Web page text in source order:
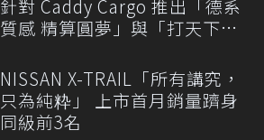
針對 Caddy Cargo 推出「德系
質感 精算圓夢」與「打天下」
NISSAN X-TRAIL「所有講究，
只為純粋」 上市首月銷量躋身
同級前3名